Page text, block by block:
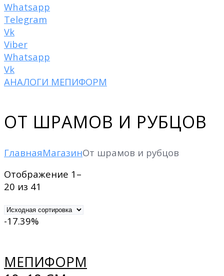
Whatsapp
Telegram
Vk
Viber
Whatsapp
Vk
АНАЛОГИ МЕПИФОРМ
ОТ ШРАМОВ И РУБЦОВ
ГлавнаяМагазинОт шрамов и рубцов
Отображение 1–
20 из 41
-17.39%
МЕПИФОРМ